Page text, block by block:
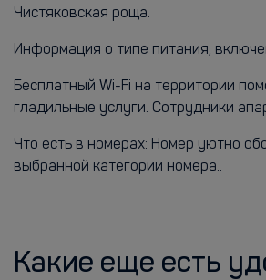
Чистяковская роща.
Информация о типе питания,
Бесплатный Wi-Fi на территории
гладильные услуги. Сотрудники
Что есть в номерах: Номер уютно
выбранной категории номера..
Какие еще есть